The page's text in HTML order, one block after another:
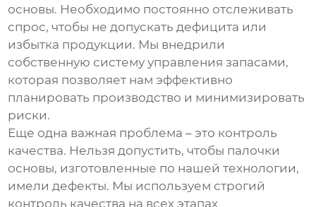
основы. Необходимо постоянно отслеживать
спрос, чтобы не допускать дефицита или
избытка продукции. Мы внедрили
собственную систему управления запасами,
которая позволяет нам эффективно
планировать производство и минимизировать
риски.
Еще одна важная проблема – это контроль
качества. Нельзя допустить, чтобы палочки
основы, изготовленные по нашей технологии,
имели дефекты. Мы используем строгий
контроль качества на всех этапах